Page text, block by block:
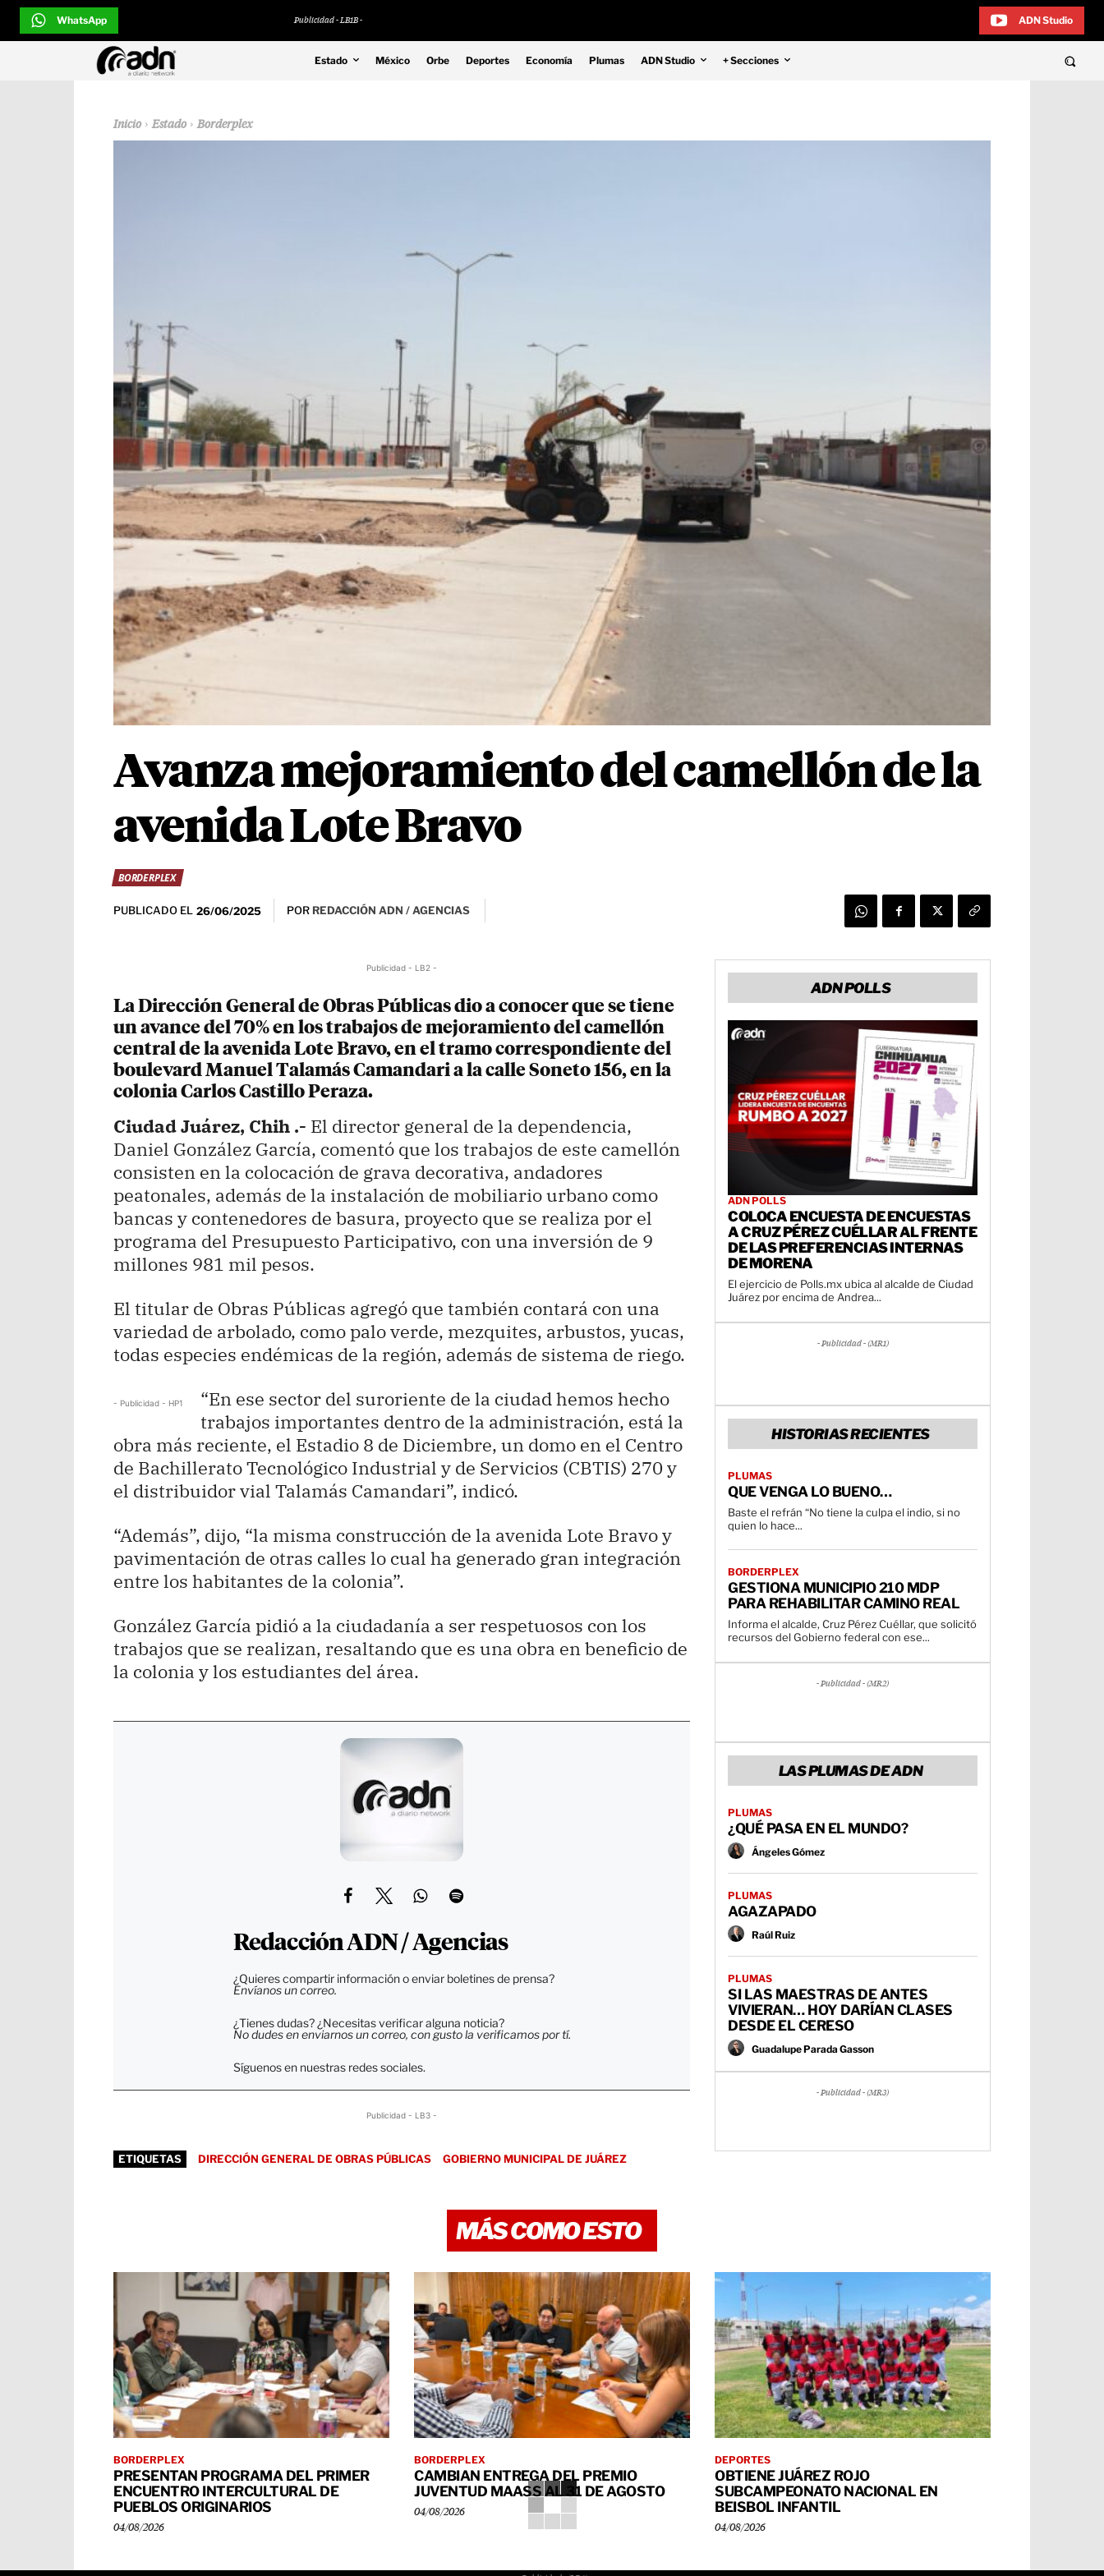
WhatsApp Publicidad - LB1B - ADN Studio
Estado México Orbe Deportes Economía Plumas ADN Studio + Secciones
Inicio Estado Borderplex
Avanza mejoramiento del camellón de la
avenida Lote Bravo
BORDERPLEX
PUBLICADO EL 26/06/2025 POR REDACCIÓN ADN / AGENCIAS
Publicidad - LB2 -
La Dirección General de Obras Públicas dio a conocer que se tiene
un avance del 70% en los trabajos de mejoramiento del camellón
central de la avenida Lote Bravo, en el tramo correspondiente del
boulevard Manuel Talamás Camandari a la calle Soneto 156, en la
colonia Carlos Castillo Peraza.
Ciudad Juárez, Chih .- El director general de la dependencia,
Daniel González García, comentó que los trabajos de este camellón
consisten en la colocación de grava decorativa, andadores
peatonales, además de la instalación de mobiliario urbano como
bancas y contenedores de basura, proyecto que se realiza por el
programa del Presupuesto Participativo, con una inversión de 9
millones 981 mil pesos.
El titular de Obras Públicas agregó que también contará con una
variedad de arbolado, como palo verde, mezquites, arbustos, yucas,
todas especies endémicas de la región, además de sistema de riego.
- Publicidad - HP1
“En ese sector del suroriente de la ciudad hemos hecho
trabajos importantes dentro de la administración, está la
obra más reciente, el Estadio 8 de Diciembre, un domo en el Centro
de Bachillerato Tecnológico Industrial y de Servicios (CBTIS) 270 y
el distribuidor vial Talamás Camandari”, indicó.
“Además”, dijo, “la misma construcción de la avenida Lote Bravo y
pavimentación de otras calles lo cual ha generado gran integración
entre los habitantes de la colonia”.
González García pidió a la ciudadanía a ser respetuosos con los
trabajos que se realizan, resaltando que es una obra en beneficio de
la colonia y los estudiantes del área.
Redacción ADN / Agencias
¿Quieres compartir información o enviar boletines de prensa?
Envíanos un correo.
¿Tienes dudas? ¿Necesitas verificar alguna noticia?
No dudes en enviarnos un correo, con gusto la verificamos por tí.
Síguenos en nuestras redes sociales.
Publicidad - LB3 -
ETIQUETAS DIRECCIÓN GENERAL DE OBRAS PÚBLICAS GOBIERNO MUNICIPAL DE JUÁREZ
ADN POLLS
ADN POLLS
COLOCA ENCUESTA DE ENCUESTAS
A CRUZ PÉREZ CUÉLLAR AL FRENTE
DE LAS PREFERENCIAS INTERNAS
DE MORENA
El ejercicio de Polls.mx ubica al alcalde de Ciudad
Juárez por encima de Andrea...
- Publicidad - (MR1)
HISTORIAS RECIENTES
PLUMAS
QUE VENGA LO BUENO…
Baste el refrán “No tiene la culpa el indio, si no
quien lo hace...
BORDERPLEX
GESTIONA MUNICIPIO 210 MDP
PARA REHABILITAR CAMINO REAL
Informa el alcalde, Cruz Pérez Cuéllar, que solicitó
recursos del Gobierno federal con ese...
- Publicidad - (MR2)
LAS PLUMAS DE ADN
PLUMAS
¿QUÉ PASA EN EL MUNDO?
Ángeles Gómez
PLUMAS
AGAZAPADO
Raúl Ruiz
PLUMAS
SI LAS MAESTRAS DE ANTES
VIVIERAN… HOY DARÍAN CLASES
DESDE EL CERESO
Guadalupe Parada Gasson
- Publicidad - (MR3)
MÁS COMO ESTO
BORDERPLEX
PRESENTAN PROGRAMA DEL PRIMER
ENCUENTRO INTERCULTURAL DE
PUEBLOS ORIGINARIOS
04/08/2026
BORDERPLEX
CAMBIAN ENTREGA DEL PREMIO
JUVENTUD MAASS AL 31 DE AGOSTO
04/08/2026
DEPORTES
OBTIENE JUÁREZ ROJO
SUBCAMPEONATO NACIONAL EN
BEISBOL INFANTIL
04/08/2026